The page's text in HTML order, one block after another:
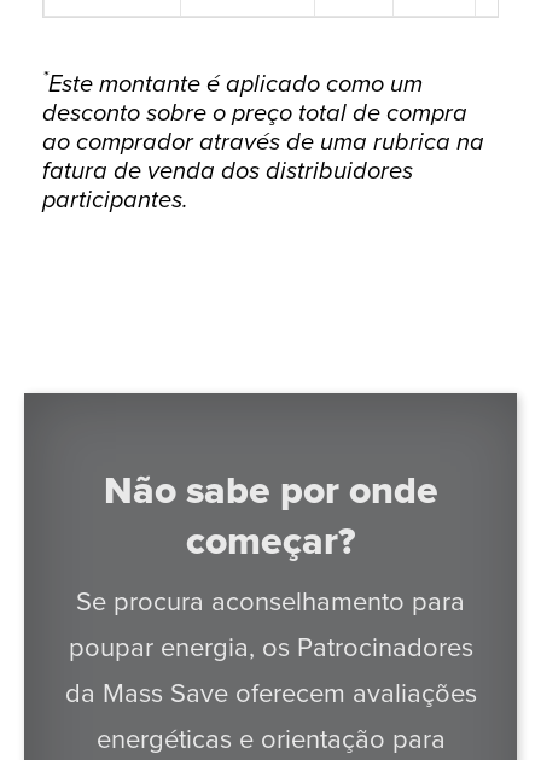
*Este montante é aplicado como um
desconto sobre o preço total de compra
ao comprador através de uma rubrica na
fatura de venda dos distribuidores
participantes.
Não sabe por onde
começar?
Se procura aconselhamento para
poupar energia, os Patrocinadores
da Mass Save oferecem avaliações
energéticas e orientação para